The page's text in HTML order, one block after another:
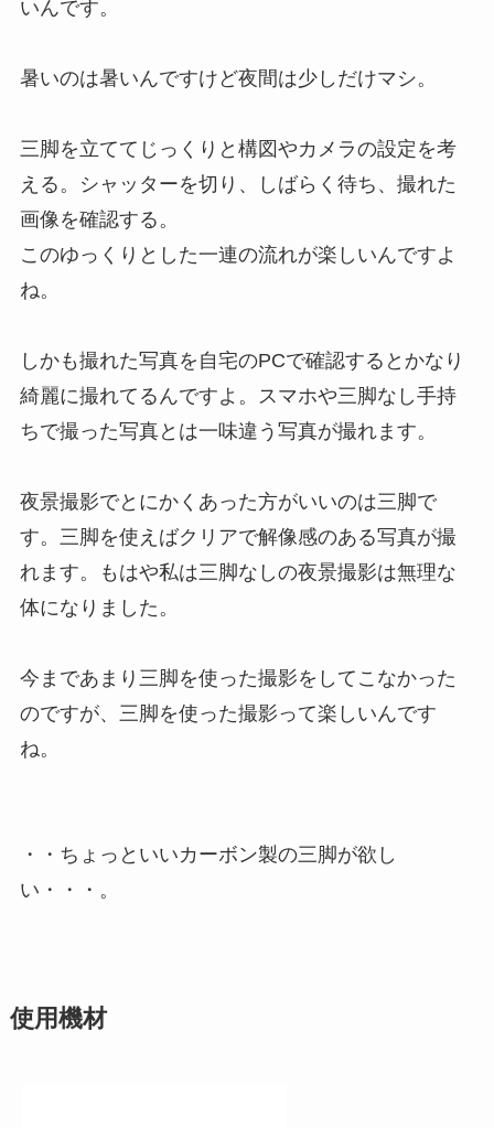
いんです。
暑いのは暑いんですけど夜間は少しだけマシ。
三脚を立ててじっくりと構図やカメラの設定を考
える。シャッターを切り、しばらく待ち、撮れた
画像を確認する。
このゆっくりとした一連の流れが楽しいんですよ
ね。
しかも撮れた写真を自宅のPCで確認するとかなり
綺麗に撮れてるんですよ。スマホや三脚なし手持
ちで撮った写真とは一味違う写真が撮れます。
夜景撮影でとにかくあった方がいいのは三脚で
す。三脚を使えばクリアで解像感のある写真が撮
れます。もはや私は三脚なしの夜景撮影は無理な
体になりました。
今まであまり三脚を使った撮影をしてこなかった
のですが、三脚を使った撮影って楽しいんです
ね。
・・ちょっといいカーボン製の三脚が欲し
い・・・。
使用機材